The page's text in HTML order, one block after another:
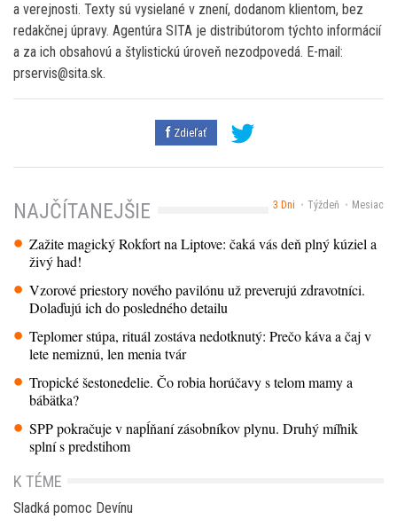
a verejnosti. Texty sú vysielané v znení, dodanom klientom, bez
redakčnej úpravy. Agentúra SITA je distribútorom týchto informácií
a za ich obsahovú a štylistickú úroveň nezodpovedá. E-mail:
prservis@sita.sk.
Zdieľať
3 Dni Týždeň Mesiac
NAJČÍTANEJŠIE
Zažite magický Rokfort na Liptove: čaká vás deň plný kúziel a
živý had!
Vzorové priestory nového pavilónu už preverujú zdravotníci.
Dolaďujú ich do posledného detailu
Teplomer stúpa, rituál zostáva nedotknutý: Prečo káva a čaj v
lete nemiznú, len menia tvár
Tropické šestonedelie. Čo robia horúčavy s telom mamy a
bábätka?
SPP pokračuje v napĺňaní zásobníkov plynu. Druhý míľnik
splní s predstihom
K TÉME
Sladká pomoc Devínu